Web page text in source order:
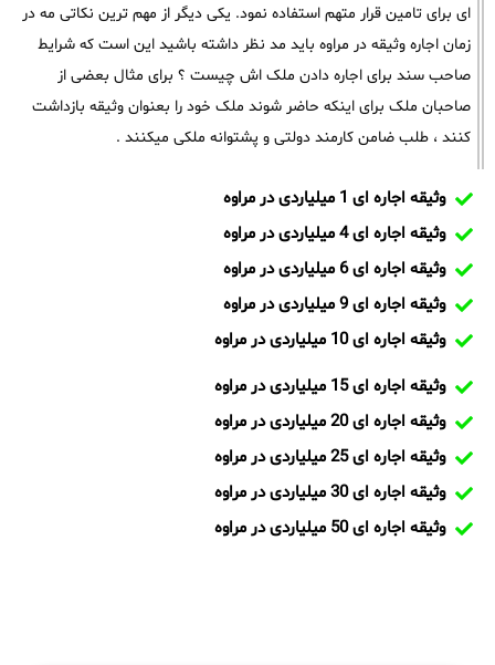
ای برای تامین قرار متهم استفاده نمود. یکی دیگر از مهم ترین نکاتی مه در
زمان اجاره وثیقه در مراوه باید مد نظر داشته باشید این است که شرایط
صاحب سند برای اجاره دادن ملک اش چیست ؟ برای مثال بعضی از
صاحبان ملک برای اینکه حاضر شوند ملک خود را بعنوان وثیقه بازداشت
کنند ، طلب ضامن کارمند دولتی و پشتوانه ملکی میکنند .
وثیقه اجاره ای 1 میلیاردی در مراوه
وثیقه اجاره ای 4 میلیاردی در مراوه
وثیقه اجاره ای 6 میلیاردی در مراوه
وثیقه اجاره ای 9 میلیاردی در مراوه
وثیقه اجاره ای 10 میلیاردی در مراوه
وثیقه اجاره ای 15 میلیاردی در مراوه
وثیقه اجاره ای 20 میلیاردی در مراوه
وثیقه اجاره ای 25 میلیاردی در مراوه
وثیقه اجاره ای 30 میلیاردی در مراوه
وثیقه اجاره ای 50 میلیاردی در مراوه